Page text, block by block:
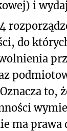
i
do
to,
ma prawa